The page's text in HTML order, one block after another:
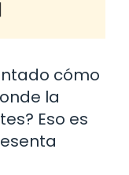
cómo
la
Eso es